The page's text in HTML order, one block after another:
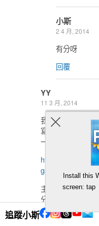
追蹤小斯
小斯
2 4 月, 2014
有分呀
回覆
YY
11 3 月, 2014
我又打左去問啦,
寫明八達通自動
一定要親身去分
http://
gallery.html
主頁 > 個人銀行
分分獎賞集條款
回覆
Install this
screen: tap